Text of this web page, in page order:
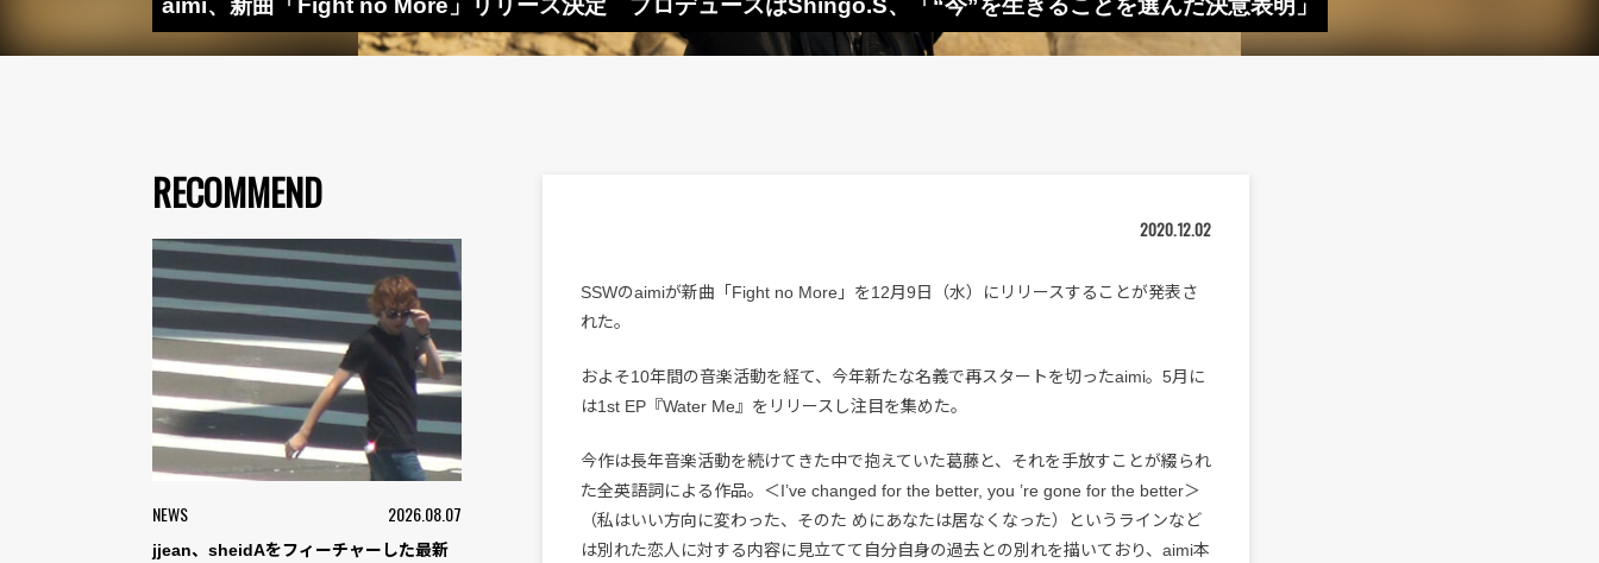
aimi、新曲「Fight no More」リリース決定 プロデュースはShingo.S、「“今”を生きることを選んだ決意表明」
RECOMMEND
NEWS 2026.08.07
jjean、sheidAをフィーチャーした最新
2020.12.02
SSWのaimiが新曲「Fight no More」を12月9日（水）にリリースすることが発表さ
れた。
およそ10年間の音楽活動を経て、今年新たな名義で再スタートを切ったaimi。5月に
は1st EP『Water Me』をリリースし注目を集めた。
今作は長年音楽活動を続けてきた中で抱えていた葛藤と、それを手放すことが綴られ
た全英語詞による作品。＜I’ve changed for the better, you ’re gone for the better＞
（私はいい方向に変わった、そのた めにあなたは居なくなった）というラインなど
は別れた恋人に対する内容に見立てて自分自身の過去との別れを描いており、aimi本